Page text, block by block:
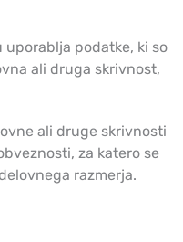
uporablja podatke, ki so
ali druga skrivnost,
ali druge skrivnosti
za katero se
razmerja.